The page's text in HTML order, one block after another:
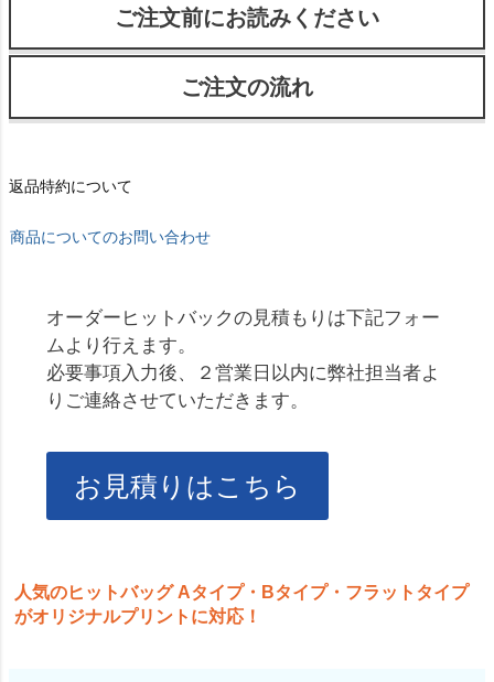
ご注文前にお読みください
ご注文の流れ
返品特約について
商品についてのお問い合わせ
オーダーヒットバックの見積もりは下記フォー
ムより行えます。
必要事項入力後、２営業日以内に弊社担当者よ
りご連絡させていただきます。
お見積りはこちら
人気のヒットバッグ Aタイプ・Bタイプ・フラットタイプ
がオリジナルプリントに対応！